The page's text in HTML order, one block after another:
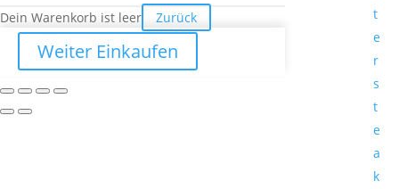
t
e
r
s
t
e
a
k
Dein Warenkorb ist leer Zurück
Weiter Einkaufen